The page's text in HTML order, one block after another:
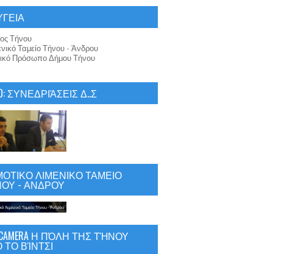
Τήνου
Ταμείο Τήνου - Άνδρου
Πρόσωπο Δήμου Τήνου
ΣΥΝΕΔΡΙΆΣΕΙΣ Δ..Σ
ΛΙΜΕΝΙΚΟ ΤΑΜΕΙΟ
- ΑΝΔΡΟΥ
CAMERA Η ΠΌΛΗ ΤΗΣ ΤΉΝΟΥ
ΒΊΝΤΣΙ